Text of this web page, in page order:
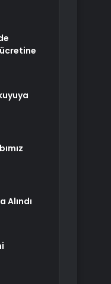
Alındı